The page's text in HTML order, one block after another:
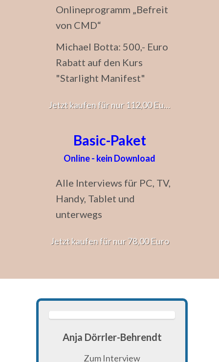
Onlineprogramm „Befreit
von CMD“
Michael Botta: 500,- Euro
Rabatt auf den Kurs
"Starlight Manifest"
Jetzt kaufen für nur 112,00 Euro
Basic-Paket
Online - kein Download
Alle Interviews für PC, TV,
Handy, Tablet und
unterwegs
Jetzt kaufen für nur 78,00 Euro
Anja Dörrler-Behrendt
Zum Interview